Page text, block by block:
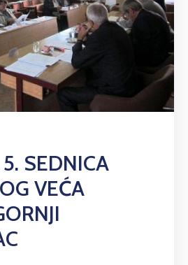
SEDNICA
VEĆA